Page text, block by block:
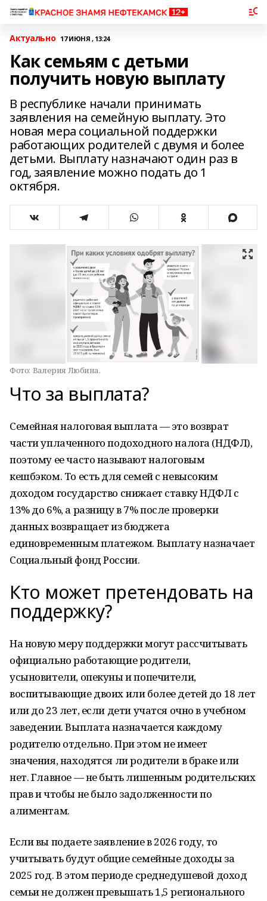
Актуально 17 ИЮНЯ , 13:24
Как семьям с детьми
получить новую выплату
В республике начали принимать
заявления на семейную выплату. Это
новая мера социальной поддержки
работающих родителей с двумя и более
детьми. Выплату назначают один раз в
год, заявление можно подать до 1
октября.
Фото: Валерия Любина.
Что за выплата?
Семейная налоговая выплата — это возврат
части уплаченного подоходного налога (НДФЛ),
поэтому ее часто называют налоговым
кешбэком. То есть для семей с невысоким
доходом государство снижает ставку НДФЛ с
13% до 6%, а разницу в 7% после проверки
данных возвращает из бюджета
единовременным платежом. Выплату назначает
Социальный фонд России.
Кто может претендовать на
поддержку?
На новую меру поддержки могут рассчитывать
официально работающие родители,
усыновители, опекуны и попечители,
воспитывающие двоих или более детей до 18 лет
или до 23 лет, если дети учатся очно в учебном
заведении. Выплата назначается каждому
родителю отдельно. При этом не имеет
значения, находятся ли родители в браке или
нет. Главное — не быть лишенным родительских
прав и чтобы не было задолженности по
алиментам.
Если вы подаете заявление в 2026 году, то
учитывать будут общие семейные доходы за
2025 год. В этом периоде среднедушевой доход
семьи не должен превышать 1,5 регионального